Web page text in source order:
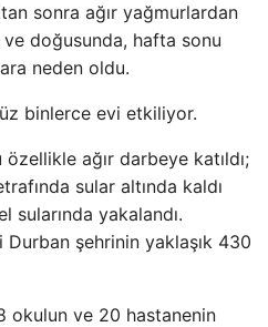
sonra ağır yağmurlardan
doğusunda, hafta sonu
neden oldu.
binlerce evi etkiliyor.
ağır darbeye katıldı;
sular altında kaldı
sularında yakalandı.
Durban şehrinin yaklaşık 430
okulun ve 20 hastanenin